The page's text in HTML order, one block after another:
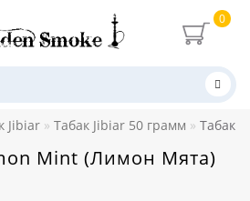
0
Jibiar Табак Jibiar 50 грамм Табак
Mint (Лимон Мята)